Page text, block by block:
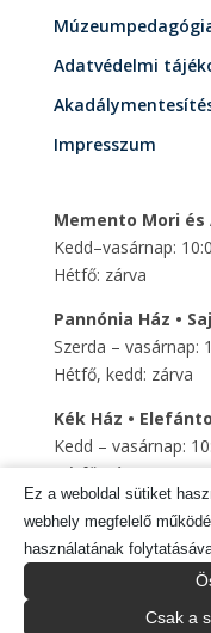
Adatvédelmi
Impresszum
Memento Mori és
Kedd–vasárnap:
Hétfő: zárva
Pannónia Ház •
Szerda – vasárnap:
Hétfő, kedd: zárva
Kék Ház •
Kedd – vasárnap:
Hétfő: zárva
Szent Mihály
Kedd – vasárnap:
Ez a weboldal sütiket
webhely megfelelő
használatának
Csak a